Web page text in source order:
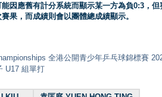
因應舊有計分系統而顯示某一方為負0:3，
果，而成績則會以團體總成績顯示。
全港公開青少年乒乓球錦標賽
U17 組單打